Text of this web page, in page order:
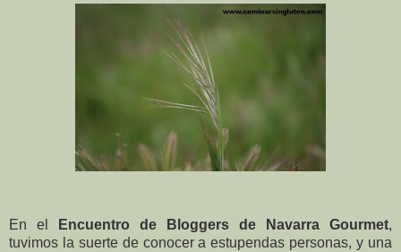
En el Encuentro de Bloggers de Navarra Gourmet,
tuvimos la suerte de conocer a estupendas personas, y una